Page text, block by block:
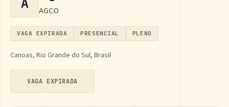
AGCO
VAGA EXPIRADA PRESENCIAL PLENO
Canoas, Rio Grande do Sul, Brasil
VAGA EXPIRADA